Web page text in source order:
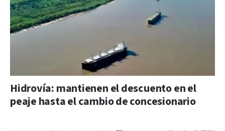
Hidrovía: mantienen el descuento en el
peaje hasta el cambio de concesionario